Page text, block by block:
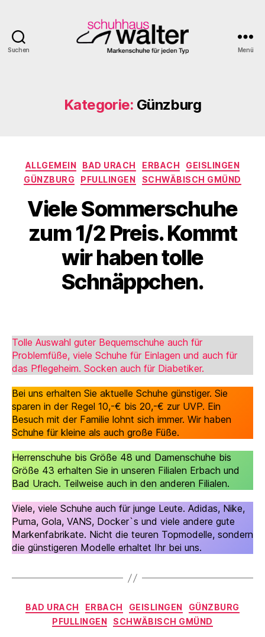
Suchen Menü
Kategorie: Günzburg
Kategorien
ALLGEMEIN BAD URACH ERBACH
GEISLINGEN
GÜNZBURG
PFULLINGEN SCHWÄBISCH GMÜND
Viele Sommerschuhe
zum 1/2 Preis. Kommt
wir haben tolle
Schnäppchen.
Tolle Auswahl guter Bequemschuhe auch für
Problemfüße, viele Schuhe für Einlagen und auch für
das Pflegeheim. Socken auch für Diabetiker.
Bei uns erhalten Sie aktuelle Schuhe günstiger. Sie
sparen in der Regel 10,-€ bis 20,-€ zur UVP. Ein
Besuch mit der Familie lohnt sich immer. Wir haben
Schuhe für kleine als auch große Füße.
Herrenschuhe bis Größe 48 und Damenschuhe bis
Größe 43 erhalten Sie in unseren Filialen Erbach und
Bad Urach. Teilweise auch in den anderen Filialen.
Viele, viele Schuhe auch für junge Leute. Adidas, Nike,
Puma, Gola, VANS, Docker`s und viele andere gute
Markenfabrikate. Nicht die teuren Topmodelle, sondern
die günstigeren Modelle erhaltet Ihr bei uns.
Kategorien
BAD URACH ERBACH GEISLINGEN
GÜNZBURG
PFULLINGEN
SCHWÄBISCH GMÜND